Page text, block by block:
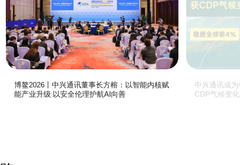
博鳌2026丨中兴通讯董事长方榕：以智能内核赋
能产业升级 以安全伦理护航AI向善
中兴通讯成
CDP气候变